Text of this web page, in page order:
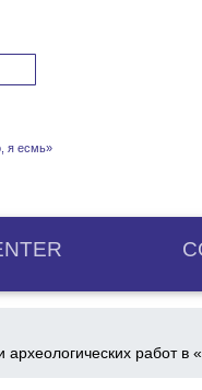
я есмь»
работ в